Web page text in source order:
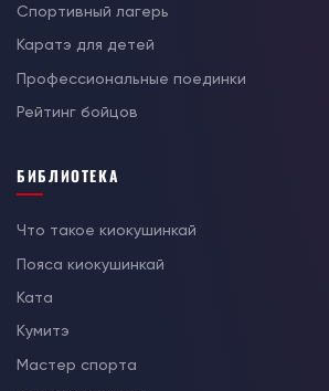
Спортивный лагерь
Каратэ для детей
Профессиональные поединки
Рейтинг бойцов
БИБЛИОТЕКА
Что такое киокушинкай
Пояса киокушинкай
Ката
Кумитэ
Мастер спорта